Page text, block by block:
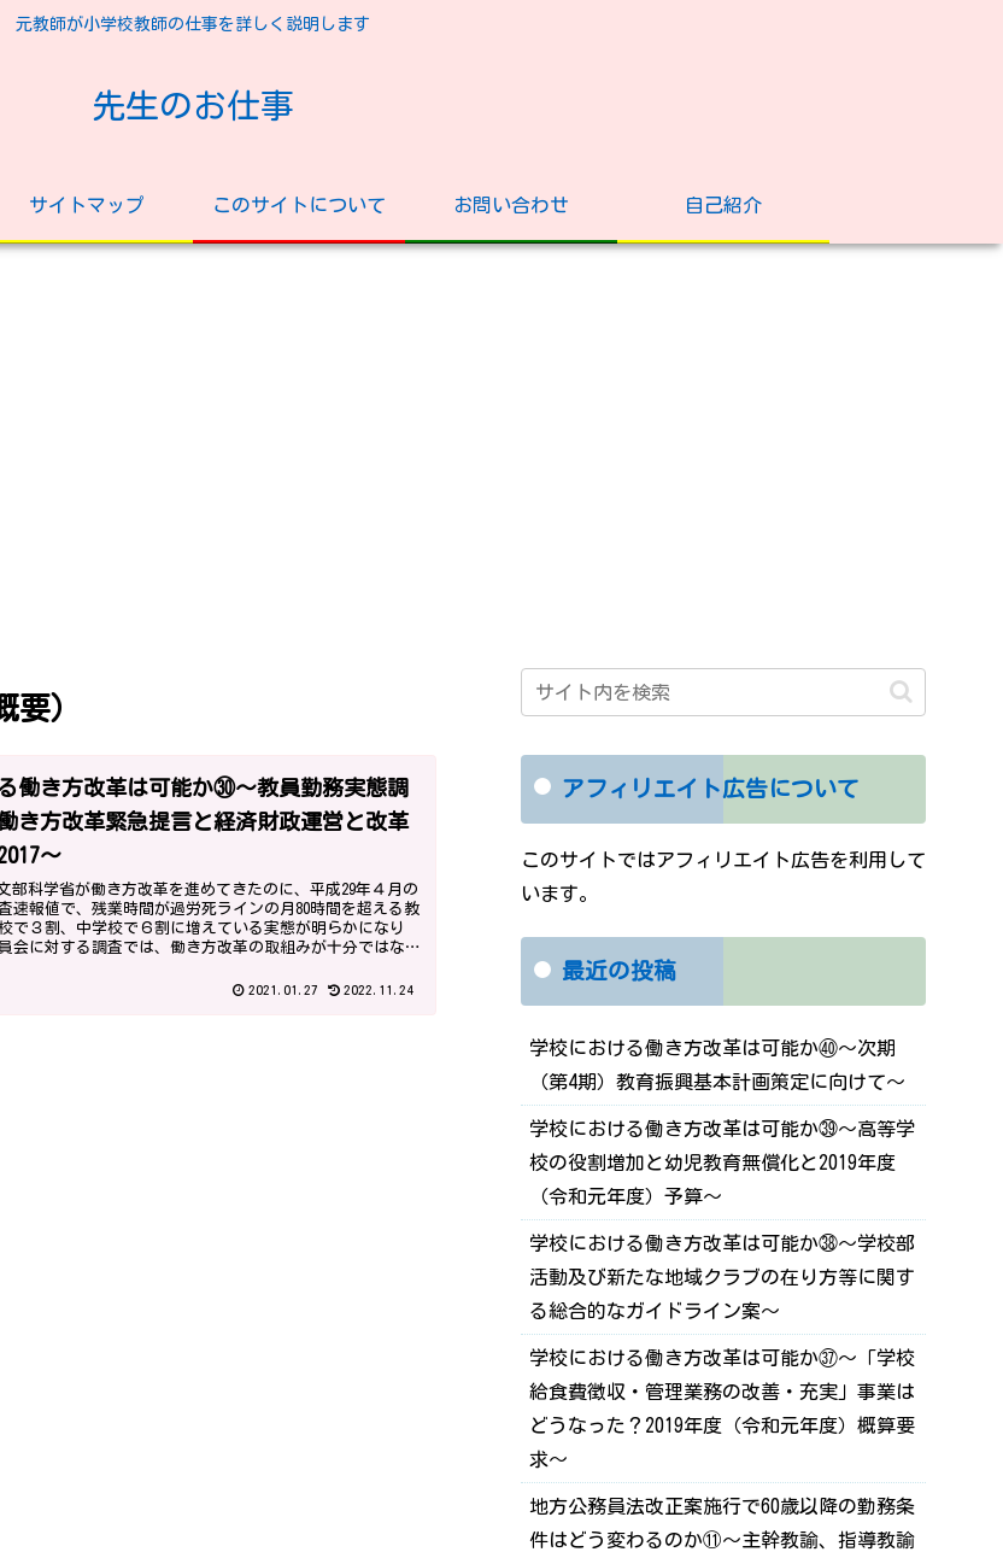
元教師が小学校教師の仕事を詳しく説明します
先生のお仕事
サイトマップ このサイトについて お問い合わせ 自己紹介
）
働き方改革は可能か㉚～教員勤務実態調
き方改革緊急提言と経済財政運営と改革
～
部科学省が働き方改革を進めてきたのに、平成29年４月の
速報値で、残業時間が過労死ラインの月80時間を超える教
で３割、中学校で６割に増えている実態が明らかになり
会に対する調査では、働き方改革の取組みが十分ではな
2021.01.27 2022.11.24
アフィリエイト広告について
このサイトではアフィリエイト広告を利用して
います。
最近の投稿
学校における働き方改革は可能か㊵～次期
（第4期）教育振興基本計画策定に向けて～
学校における働き方改革は可能か㊴～高等学
校の役割増加と幼児教育無償化と2019年度
（令和元年度）予算～
学校における働き方改革は可能か㊳～学校部
活動及び新たな地域クラブの在り方等に関す
る総合的なガイドライン案～
学校における働き方改革は可能か㊲～「学校
給食費徴収・管理業務の改善・充実」事業は
どうなった？2019年度（令和元年度）概算要
求～
地方公務員法改正案施行で60歳以降の勤務条
件はどう変わるのか⑪～主幹教諭、指導教諭